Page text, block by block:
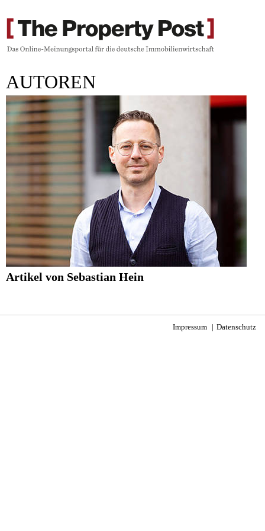
AUTOREN
Artikel von Sebastian Hein
Impressum Datenschutz